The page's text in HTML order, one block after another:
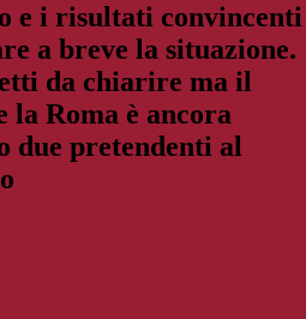
e i risultati convincenti
a breve la situazione.
da chiarire ma il
Roma è ancora
due pretendenti al